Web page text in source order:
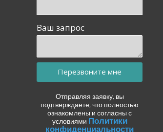
Ваш запрос
Перезвоните мне
Отправляя заявку, вы
подтверждаете, что полностью
ознакомлены и согласны с
условиями Политики
конфиденциальности